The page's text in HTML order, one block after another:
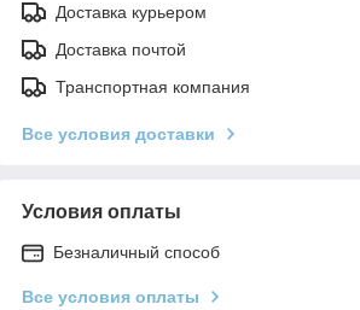
Доставка курьером
Доставка почтой
Транспортная компания
Все условия доставки
Условия оплаты
Безналичный способ
Все условия оплаты